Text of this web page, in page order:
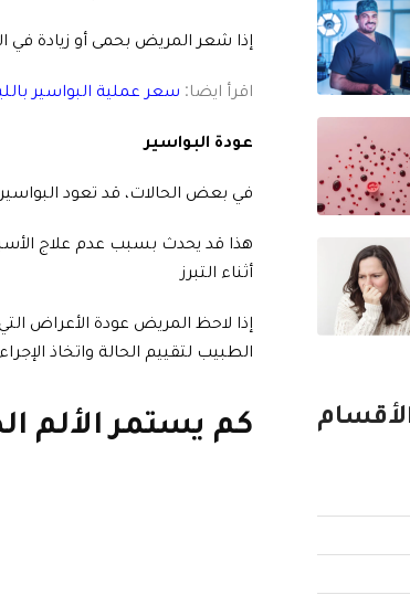
إذا شعر المريض بحمى أو زيادة في
اقرأ ايضا: سعر عملية البواسير بالليزر
عودة البواسير
في بعض الحالات، قد تعود
أثناء التبرز
إذا لاحظ المريض عودة الأعراض
الطبيب لتقييم الحالة واتخاذ
كم يستمر الألم